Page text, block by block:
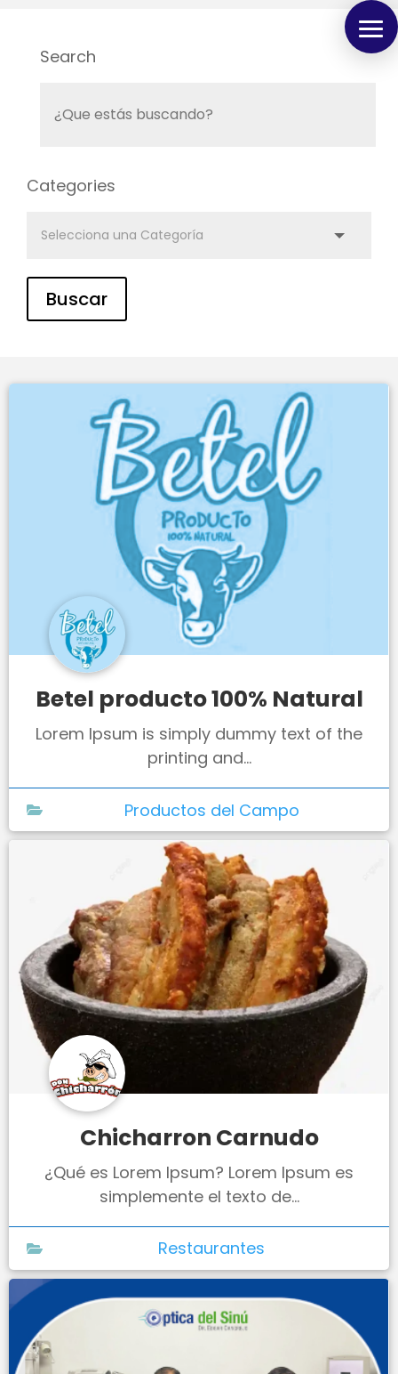
Search
Categories
Buscar
Betel producto 100% Natural
Lorem Ipsum is simply dummy text of the
printing and...
Productos del Campo
Chicharron Carnudo
¿Qué es Lorem Ipsum? Lorem Ipsum es
simplemente el texto de...
Restaurantes